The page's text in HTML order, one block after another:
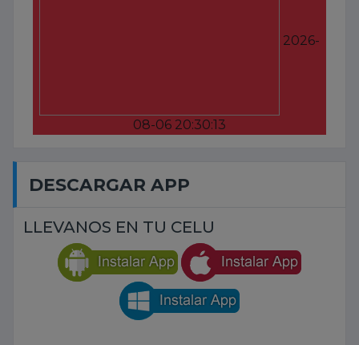
2026-
08-06 20:30:13
DESCARGAR APP
LLEVANOS EN TU CELU